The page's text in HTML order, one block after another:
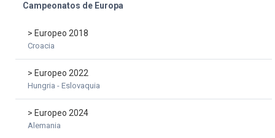
Campeonatos de Europa
> Europeo 2018
Croacia
> Europeo 2022
Hungria - Eslovaquia
> Europeo 2024
Alemania